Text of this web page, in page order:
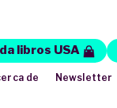
libros USA
de Newsletter